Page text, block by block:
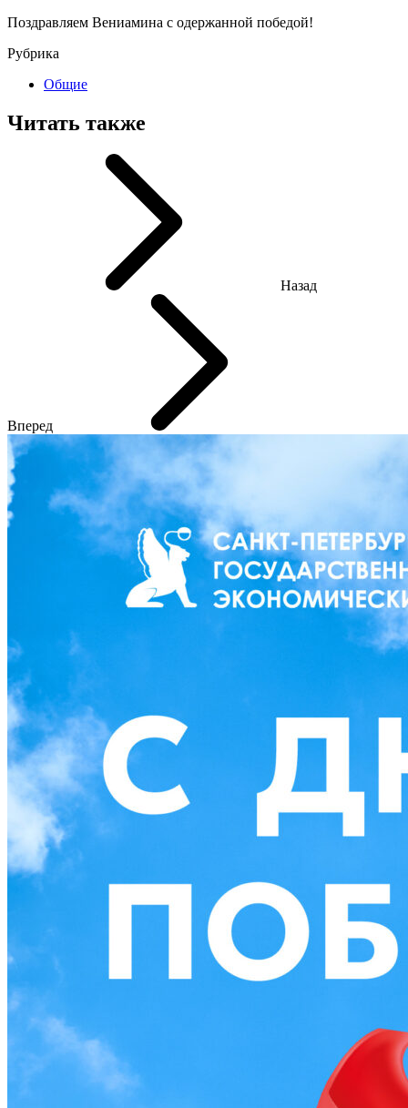
Поздравляем Вениамина с одержанной победой!
Рубрика
Общие
Читать также
Назад
Вперед